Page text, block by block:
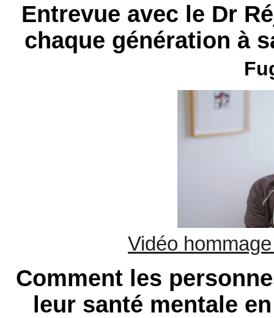
Entrevue avec le Dr
chaque génération à
Vidéo
Comment les
leur santé mentale